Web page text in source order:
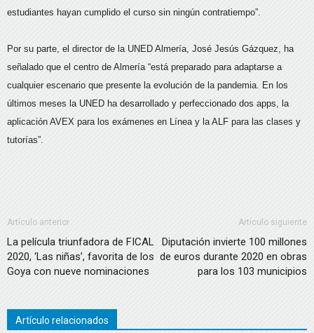
estudiantes hayan cumplido el curso sin ningún contratiempo”.
Por su parte, el director de la UNED Almería, José Jesús Gázquez, ha
señalado que el centro de Almería “está preparado para adaptarse a
cualquier escenario que presente la evolución de la pandemia. En los
últimos meses la UNED ha desarrollado y perfeccionado dos apps, la
aplicación AVEX para los exámenes en Línea y la ALF para las clases y
tutorías”.
Artículo anterior
La película triunfadora de FICAL
2020, ‘Las niñas’, favorita de los
Goya con nueve nominaciones
Artículo siguiente
Diputación invierte 100 millones
de euros durante 2020 en obras
para los 103 municipios
Artículo relacionados